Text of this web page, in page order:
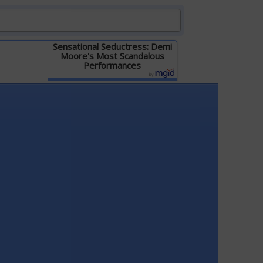
Sensational Seductress: Demi
Moore's Most Scandalous
Performances
Детальніше